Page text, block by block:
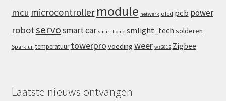
mcu microcontroller module netwerk oled pcb power
robotservosmart car smart home smlight_tech solderen
Sparkfun temperatuur towerpro voeding weer ws2812 Zigbee
Laatste nieuws ontvangen